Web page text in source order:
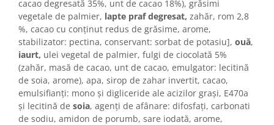
Faina Profesionala
Fursecuri vrac
Congelate brutarie
Cadouri
Pachete Cadou
Cozonac Wine Collection
Vinuri Casa Isarescu
cacao degresată 35%, unt de cacao 18%), grăsimi
vegetale de palmier, lapte praf degresat, zahăr, rom 2,8
%, cacao cu conținut redus de grăsime, arome,
stabilizator: pectina, conservant: sorbat de potasiu], ouă,
iaurt, ulei vegetal de palmier, fulgi de ciocolată 5%
(zahăr, masă de cacao, unt de cacao, emulgator: lecitină
de soia, arome), apa, sirop de zahar invertit, cacao,
emulsifianți: mono și digliceride ale acizilor grași, E470a
și lecitină de soia, agenți de afânare: difosfați, carbonati
de sodiu, amidon de porumb, sare iodată, arome,